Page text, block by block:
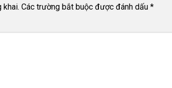
khai. Các trường bắt buộc được đánh dấu *